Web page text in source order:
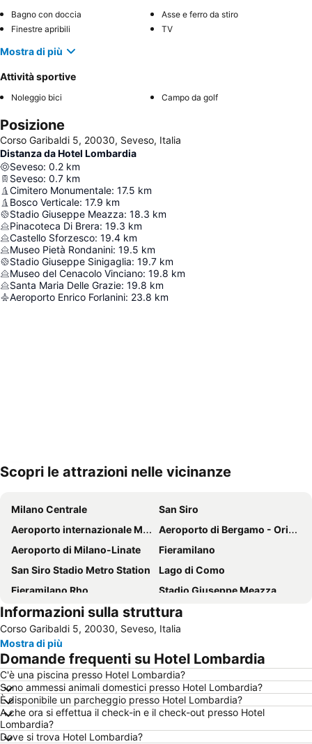
Bagno con doccia
Asse e ferro da stiro
Finestre apribili
TV
Mostra di più
Attività sportive
Noleggio bici Campo da golf
Posizione
Corso Garibaldi 5, 20030, Seveso, Italia
Distanza da Hotel Lombardia
Seveso: 0.2 km
Seveso: 0.7 km
Cimitero Monumentale: 17.5 km
Bosco Verticale: 17.9 km
Stadio Giuseppe Meazza: 18.3 km
Pinacoteca Di Brera: 19.3 km
Castello Sforzesco: 19.4 km
Museo Pietà Rondanini: 19.5 km
Stadio Giuseppe Sinigaglia: 19.7 km
Museo del Cenacolo Vinciano: 19.8 km
Santa Maria Delle Grazie: 19.8 km
Aeroporto Enrico Forlanini: 23.8 km
Espandi mappa
Scopri le attrazioni nelle vicinanze
Milano Centrale
San Siro
Aeroporto internazionale Milano Malpensa “Silvio Berlusconi”
Aeroporto di Bergamo - Orio al Serio
Aeroporto di Milano-Linate
Fieramilano
San Siro Stadio Metro Station
Lago di Como
Fieramilano Rho
Stadio Giuseppe Meazza
Duomo di Milano
Navigli
Piazza del Duomo
Minitalia Leolandia Park
Ospedale San Raffaele
Porta Romana
Città Studi
San Siro Ippodromo Metro Station
Bicocca
Centro storico
Brera
Stazione di Bergamo
Autodromo Nazionale Monza
Bergamo Città Alta
Informazioni sulla struttura
Corso Garibaldi 5, 20030, Seveso, Italia
Mostra di più
Domande frequenti su Hotel Lombardia
C'è una piscina presso Hotel Lombardia?
Sono ammessi animali domestici presso Hotel Lombardia?
È disponibile un parcheggio presso Hotel Lombardia?
A che ora si effettua il check-in e il check-out presso Hotel
Lombardia?
Dove si trova Hotel Lombardia?